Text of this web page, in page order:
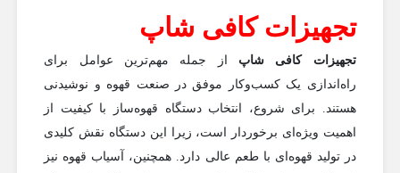
تجهیزات کافی شاپ
تجهیزات کافی شاپاز جمله مهم‌ترین عوامل برای
راه‌اندازی یک کسب‌وکار موفق در صنعت قهوه و نوشیدنی
هستند. برای شروع، انتخاب دستگاه قهوه‌ساز با کیفیت از
اهمیت ویژه‌ای برخوردار است، زیرا این دستگاه نقش کلیدی
در تولید قهوه‌ای با طعم عالی دارد. همچنین، آسیاب قهوه نیز